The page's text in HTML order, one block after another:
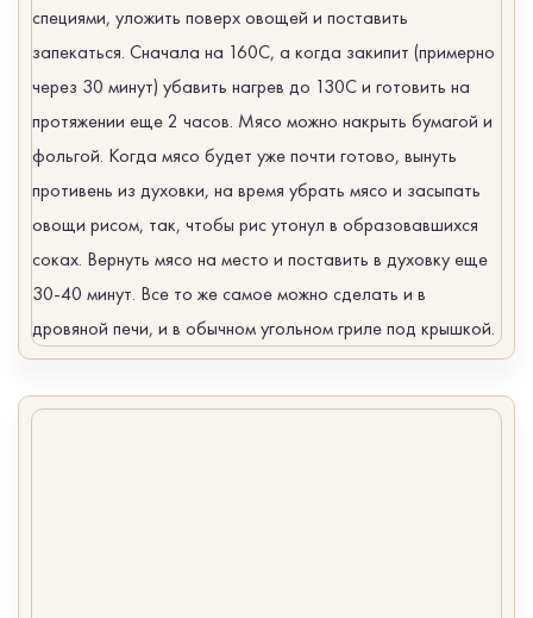
специями, уложить поверх овощей и поставить
запекаться. Сначала на 160С, а когда закипит (примерно
через 30 минут) убавить нагрев до 130С и готовить на
протяжении еще 2 часов. Мясо можно накрыть бумагой и
фольгой. Когда мясо будет уже почти готово, вынуть
противень из духовки, на время убрать мясо и засыпать
овощи рисом, так, чтобы рис утонул в образовавшихся
соках. Вернуть мясо на место и поставить в духовку еще
30-40 минут. Все то же самое можно сделать и в
дровяной печи, и в обычном угольном гриле под крышкой.